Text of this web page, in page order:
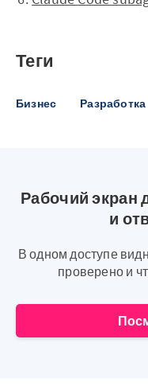
Теги
Бизнес Разработка
Рабочий экран
и
В одном доступе
проверено и